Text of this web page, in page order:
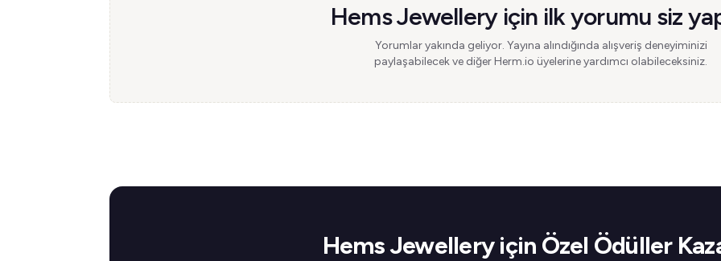
Hems Jewellery için ilk yorumu siz
Yorumlar yakında geliyor. Yayına alındığında alışveriş deneyiminizi
paylaşabilecek ve diğer Herm.io üyelerine yardımcı olabileceksiniz.
Hems Jewellery için Özel Ödüller